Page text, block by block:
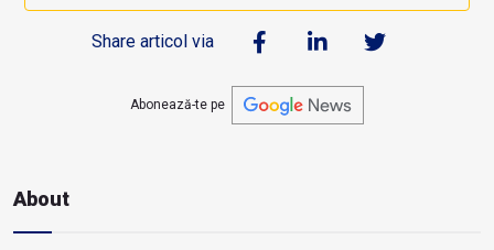
Share articol via
Abonează-te pe
About